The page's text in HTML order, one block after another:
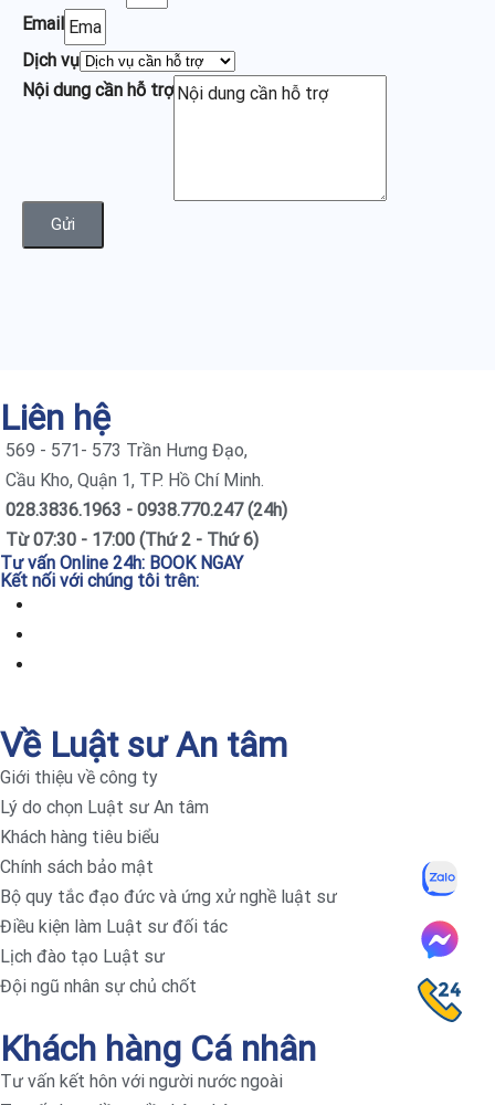
Email
Dịch vụ
Nội dung cần hỗ trợ
Gửi
Liên hệ
569 - 571- 573 Trần Hưng Đạo,
Cầu Kho, Quận 1, TP. Hồ Chí Minh.
028.3836.1963 - 0938.770.247 (24h)
Từ 07:30 - 17:00 (Thứ 2 - Thứ 6)
Tư vấn Online 24h: BOOK NGAY
Kết nối với chúng tôi trên:
Về Luật sư An tâm
Giới thiệu về công ty
Lý do chọn Luật sư An tâm
Khách hàng tiêu biểu
Chính sách bảo mật
Bộ quy tắc đạo đức và ứng xử nghề luật sư
Điều kiện làm Luật sư đối tác
Lịch đào tạo Luật sư
Đội ngũ nhân sự chủ chốt
Khách hàng Cá nhân
Tư vấn kết hôn với người nước ngoài